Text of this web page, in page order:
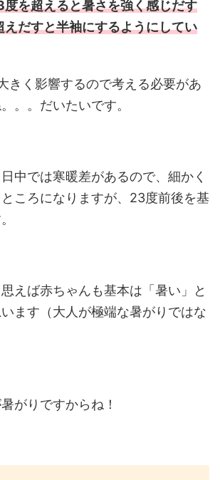
を超えると暑さを強く感じだす
だすと半袖にするようにしてい
きく影響するので考える必要があ
。。だいたいです。
中では寒暖差があるので、細かく
ころになりますが、23度前後を基
えば赤ちゃんも基本は「暑い」と
ます（大人が極端な暑がりではな
がりですからね！